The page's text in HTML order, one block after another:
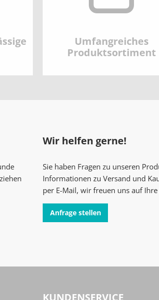
Umfangreiches
Produktsortiment
Wir helfen gerne!
Sie haben Fragen zu unseren
Informationen zu Versand und
per E-Mail, wir freuen uns auf Ihre
Anfrage stellen